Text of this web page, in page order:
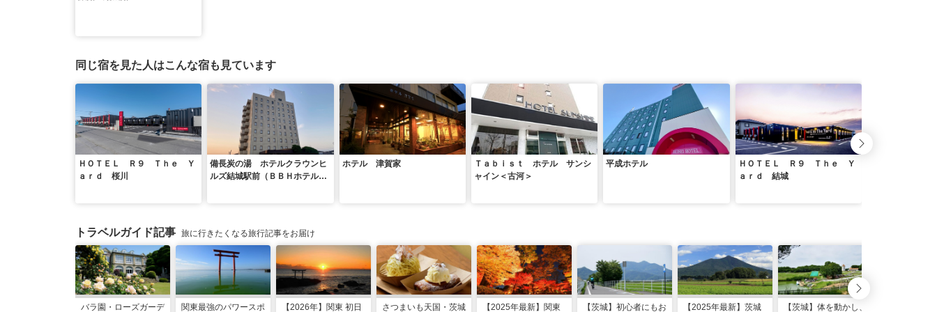
同じ宿を見た人はこんな宿も見ています
ＨＯＴＥＬ Ｒ９ Ｔｈｅ Ｙ
ａｒｄ 桜川
備長炭の湯 ホテルクラウンヒ
ルズ結城駅前（ＢＢＨホテルグ
ホテル 津賀家
Ｔａｂｉｓｔ ホテル サンシ
ャイン＜古河＞
平成ホテル
ＨＯＴＥＬ Ｒ９ Ｔｈｅ Ｙ
ａｒｄ 結城
トラベルガイド記事 旅に行きたくなる旅行記事をお届け
バラ園・ローズガーデ 関東最強のパワースポ 【2026年】関東 初日 さつまいも天国・茨城 【2025年最新】関東 【茨城】初心者にもお 【2025年最新】茨城 【茨城】体を動かし、